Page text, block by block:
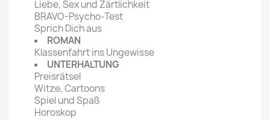
Liebe, Sex und Zärtlichkeit
BRAVO-Psycho-Test
Sprich Dich aus
ROMAN
Klassenfahrt ins Ungewisse
UNTERHALTUNG
Preisrätsel
Witze, Cartoons
Spiel und Spaß
Horoskop